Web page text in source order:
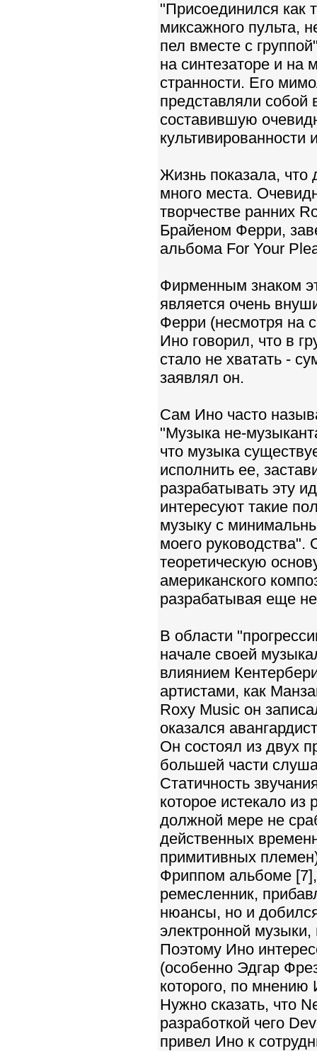
"Присоединился как
миксажного пульта,
пел вместе с
на синтезаторе и на
странности. Его
представляли собой
составившую
Жизнь показала, что
много места.
творчестве ранних
Брайеном Ферри,
альбома For Your
Фирменным знаком
является очень
Ферри (несмотря на
Ино говорил, что в
стало не хватать -
заявлял он.
Сам Ино часто
"Музыка не-
что музыка
исполнить ее,
разрабатывать эту
интересуют такие
музыку с
моего руководства".
теоретическую
американского
разрабатывая еще
В области
начале своей
влиянием
артистами, как
Roxy Music он
оказался
Он состоял из двух
большей части
Статичность
которое истекало из
должной мере не
действенных
примитивных
Фриппом альбоме
ремесленник,
нюансы, но и
электронной
Поэтому Ино
(особенно Эдгар
которого, по мнению
Нужно сказать, что
разработкой чего
привел Ино к